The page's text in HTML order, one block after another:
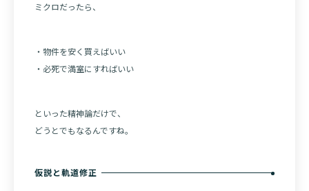
ミクロだったら、
・物件を安く買えばいい
・必死で満室にすればいい
といった精神論だけで、
どうとでもなるんですね。
仮説と軌道修正